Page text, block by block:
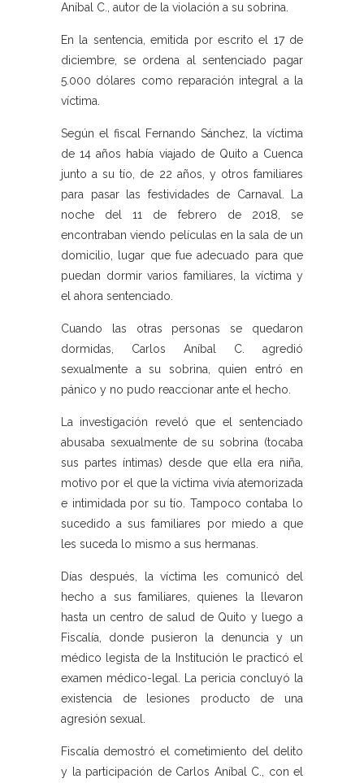
Aníbal C., autor de la violación a su sobrina.
En la sentencia, emitida por escrito el 17 de
diciembre, se ordena al sentenciado pagar
5.000 dólares como reparación integral a la
víctima.
Según el fiscal Fernando Sánchez, la víctima
de 14 años había viajado de Quito a Cuenca
junto a su tío, de 22 años, y otros familiares
para pasar las festividades de Carnaval. La
noche del 11 de febrero de 2018, se
encontraban viendo películas en la sala de un
domicilio, lugar que fue adecuado para que
puedan dormir varios familiares, la víctima y
el ahora sentenciado.
Cuando las otras personas se quedaron
dormidas, Carlos Aníbal C. agredió
sexualmente a su sobrina, quien entró en
pánico y no pudo reaccionar ante el hecho.
La investigación reveló que el sentenciado
abusaba sexualmente de su sobrina (tocaba
sus partes íntimas) desde que ella era niña,
motivo por el que la víctima vivía atemorizada
e intimidada por su tío. Tampoco contaba lo
sucedido a sus familiares por miedo a que
les suceda lo mismo a sus hermanas.
Días después, la víctima les comunicó del
hecho a sus familiares, quienes la llevaron
hasta un centro de salud de Quito y luego a
Fiscalía, donde pusieron la denuncia y un
médico legista de la Institución le practicó el
examen médico-legal. La pericia concluyó la
existencia de lesiones producto de una
agresión sexual.
Fiscalía demostró el cometimiento del delito
y la participación de Carlos Aníbal C., con el